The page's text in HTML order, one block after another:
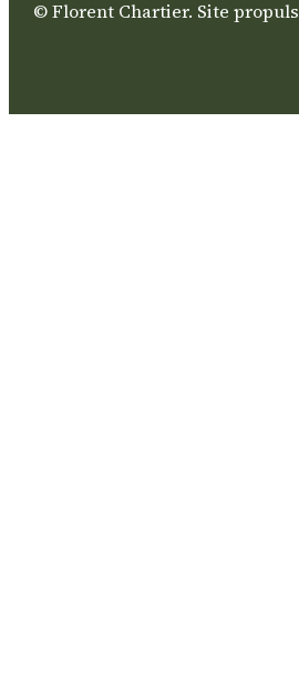
© Florent Chartier. Site propuls